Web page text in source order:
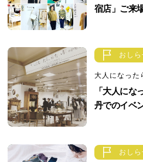
宿店」ご来
おしら
大人になった
「大人にな
丹でのイベ
おしら